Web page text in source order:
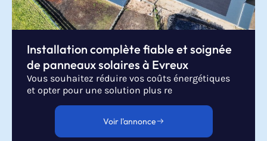
Installation complète fiable et soignée
de panneaux solaires à Evreux
Vous souhaitez réduire vos coûts énergétiques
et opter pour une solution plus re
Voir l'annonce